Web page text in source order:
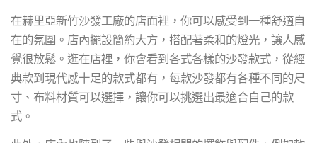
在赫里亞新竹沙發工廠的店面裡，你可以感受到一種舒適自
在的氛圍。店內擺設簡約大方，搭配著柔和的燈光，讓人感
覺很放鬆。逛在店裡，你會看到各式各樣的沙發款式，從經
典款到現代感十足的款式都有，每款沙發都有各種不同的尺
寸、布料材質可以選擇，讓你可以挑選出最適合自己的款
式。